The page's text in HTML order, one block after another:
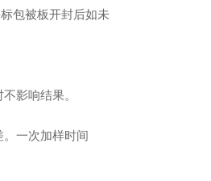
包被板开封后如未
影响结果。
一次加样时间